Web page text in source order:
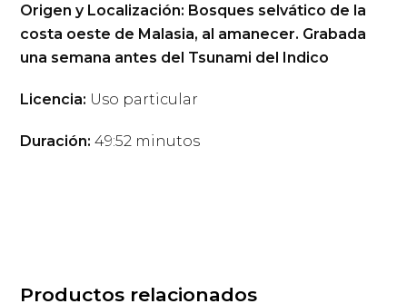
Origen y Localización: Bosques selvático de la
costa oeste de Malasia, al amanecer. Grabada
una semana antes del Tsunami del Indico
Licencia: Uso particular
Duración: 49:52 minutos
Productos relacionados